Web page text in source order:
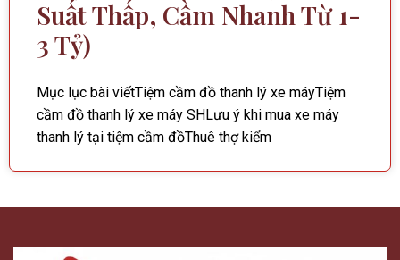
Suất Thấp, Cầm Nhanh Từ 1-
3 Tỷ)
Mục lục bài viếtTiệm cầm đồ thanh lý xe máyTiệm
cầm đồ thanh lý xe máy SHLưu ý khi mua xe máy
thanh lý tại tiệm cầm đồThuê thợ kiểm